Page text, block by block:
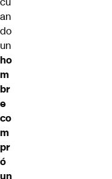
an
do
un
ho
m
br
e
co
m
pr
ó